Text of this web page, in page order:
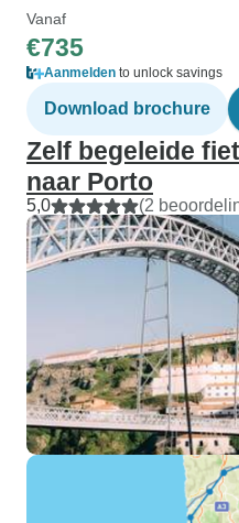
Vanaf
€735
Aanmelden to unlock savings
Download brochure
Zelf begeleide
naar Porto
5,0 (2